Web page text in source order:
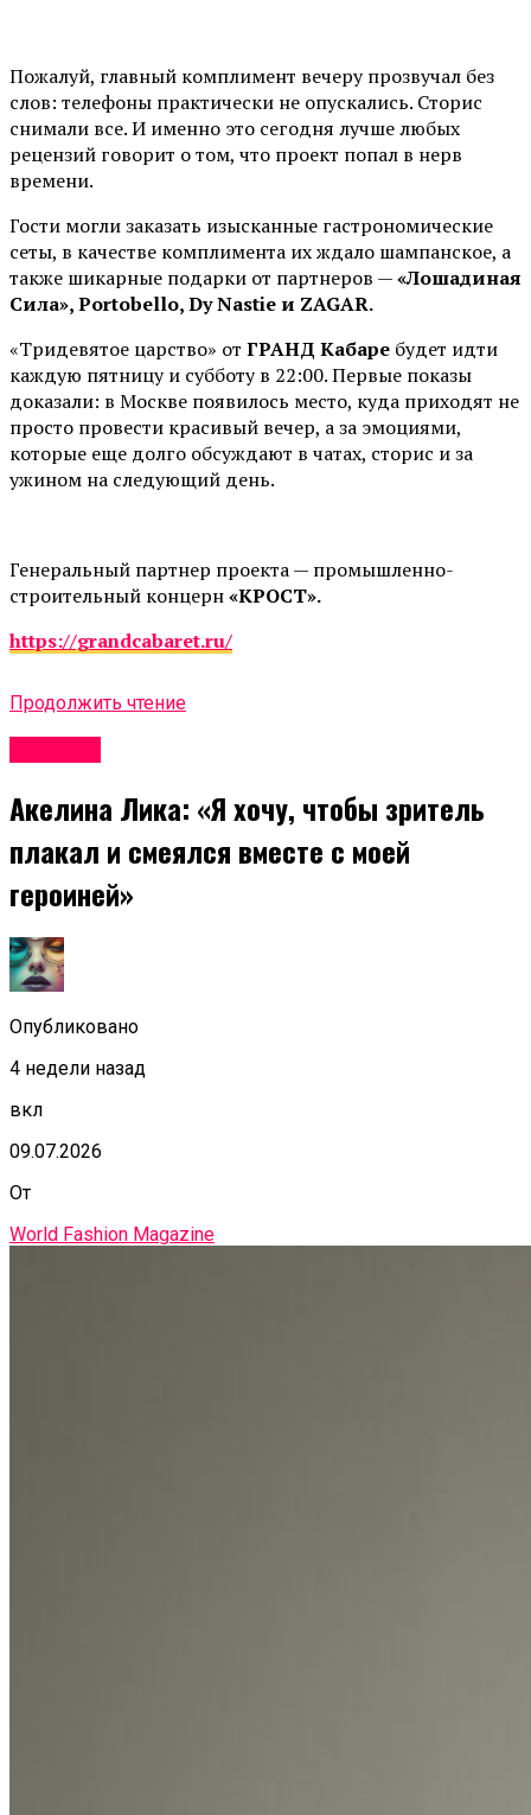
Пожалуй, главный комплимент вечеру прозвучал без
слов: телефоны практически не опускались. Сторис
снимали все. И именно это сегодня лучше любых
рецензий говорит о том, что проект попал в нерв
времени.
Гости могли заказать изысканные гастрономические
сеты, в качестве комплимента их ждало шампанское, а
также шикарные подарки от партнеров —«Лошадиная
Сила», Portobello, Dy Nastie и ZAGAR.
«Тридевятое царство» от ГРАНД Кабаре будет идти
каждую пятницу и субботу в 22:00. Первые показы
доказали: в Москве появилось место, куда приходят не
просто провести красивый вечер, а за эмоциями,
которые еще долго обсуждают в чатах, сторис и за
ужином на следующий день.
Генеральный партнер проекта — промышленно-
строительный концерн«КРОСТ».
https://grandcabaret.ru/
Продолжить чтение
Акелина Лика: «Я хочу, чтобы зритель
плакал и смеялся вместе с моей
героиней»
Опубликовано
4 недели назад
вкл
09.07.2026
От
World Fashion Magazine